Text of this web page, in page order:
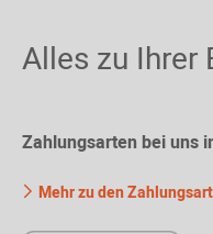
Alles zu Ihrer
Zahlungsarten bei uns
Mehr zu den